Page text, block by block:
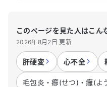
このページを見た人はこん
2026年8月2日 更新
肝硬変 心不全
毛包炎・癤(せつ)・癰(よ